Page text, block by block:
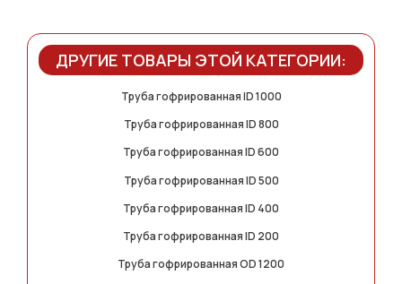
ДРУГИЕ ТОВАРЫ ЭТОЙ КАТЕГОРИИ:
Труба гофрированная ID 1000
Труба гофрированная ID 800
Труба гофрированная ID 600
Труба гофрированная ID 500
Труба гофрированная ID 400
Труба гофрированная ID 200
Труба гофрированная OD 1200